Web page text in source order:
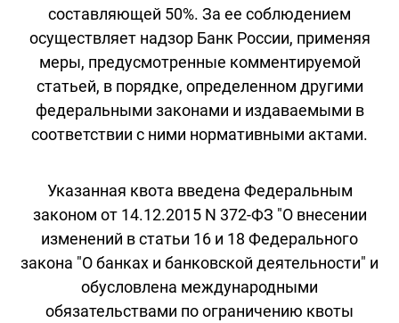
составляющей 50%. За ее соблюдением
осуществляет надзор Банк России, применяя
меры, предусмотренные комментируемой
статьей, в порядке, определенном другими
федеральными законами и издаваемыми в
соответствии с ними нормативными актами.
Указанная квота введена Федеральным
законом от 14.12.2015 N 372-ФЗ "О внесении
изменений в статьи 16 и 18 Федерального
закона "О банках и банковской деятельности" и
обусловлена международными
обязательствами по ограничению квоты